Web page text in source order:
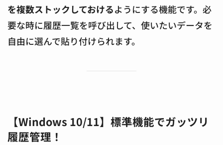
を複数ストックしておけるようにする機能です。必
要な時に履歴一覧を呼び出して、使いたいデータを
自由に選んで貼り付けられます。
【Windows 10/11】標準機能でガッツリ
履歴管理！